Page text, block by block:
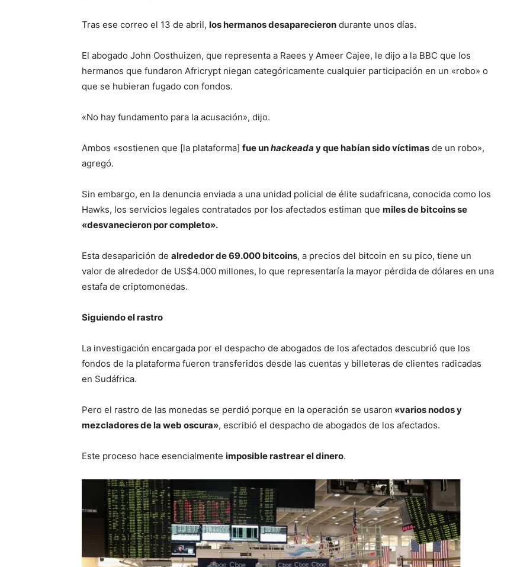
Tras ese correo el 13 de abril, los hermanos desaparecieron durante unos días.
El abogado John Oosthuizen, que representa a Raees y Ameer Cajee, le dijo a la BBC que los
hermanos que fundaron Africrypt niegan categóricamente cualquier participación en un «robo» o
que se hubieran fugado con fondos.
«No hay fundamento para la acusación», dijo.
Ambos «sostienen que [la plataforma] fue unhackeada y que habían sido víctimas de un robo»,
agregó.
Sin embargo, en la denuncia enviada a una unidad policial de élite sudafricana, conocida como los
Hawks, los servicios legales contratados por los afectados estiman que miles de bitcoins se
«desvanecieronpor completo».
Esta desaparición de alrededor de 69.000 bitcoins, a precios del bitcoin en su pico, tiene un
valor de alrededor de US$4.000 millones, lo que representaría la mayor pérdida de dólares en una
estafa de criptomonedas.
Siguiendo el rastro
La investigación encargada por el despacho de abogados de los afectados descubrió que los
fondos de la plataforma fueron transferidos desde las cuentas y billeteras de clientes radicadas
en Sudáfrica.
Pero el rastro de las monedas se perdió porque en la operación se usaron «variosnodosy
mezcladores de la web oscura», escribió el despacho de abogados de los afectados.
Este proceso hace esencialmente imposible rastrear el dinero.